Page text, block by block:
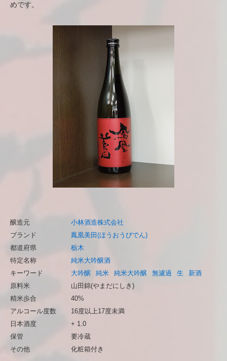
めです。
醸造元
小林酒造株式会社
ブランド
鳳凰美田(ほうおうびでん)
都道府県
栃木
特定名称
純米大吟醸酒
キーワード
大吟醸 純米 純米大吟醸 無濾過 生
新酒
原料米
山田錦(やまだにしき)
精米歩合
40%
アルコール度数
16度以上17度未満
日本酒度
+ 1.0
保管
要冷蔵
その他
化粧箱付き